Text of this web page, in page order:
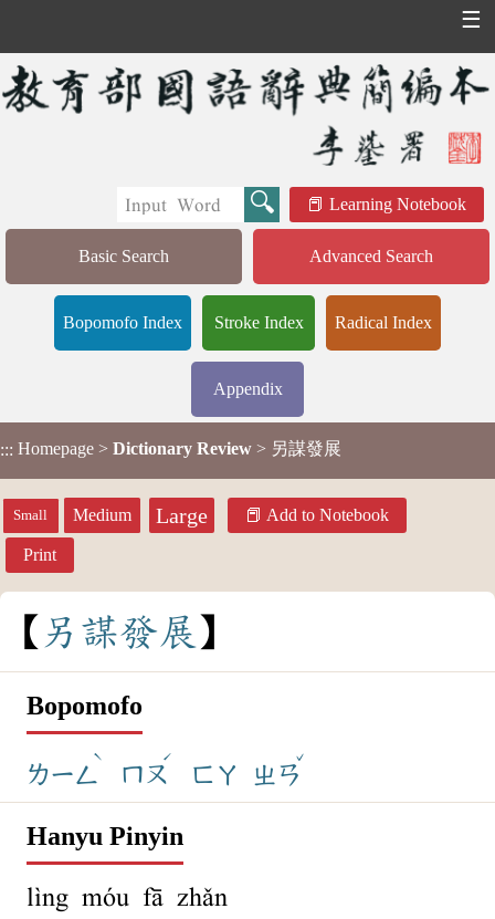
☰
Learning Notebook
Basic Search Advanced Search
Bopomofo Index Stroke Index Radical Index
Appendix
::: Homepage > Dictionary Review > 另謀發展
Small Medium Large Add to Notebook
Print
另 謀發展
Bopomofo
ㄌㄧㄥ
ˋ
ㄇㄡ
ˊ
ㄈㄚ ㄓㄢ
ˇ
Hanyu Pinyin
lìng móu fā zhǎn